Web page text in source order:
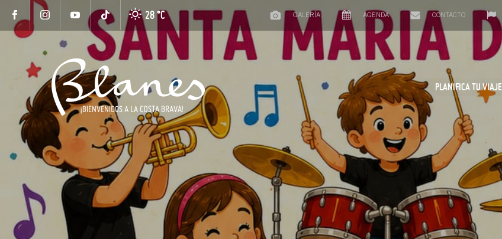
28 °C GALERÍA AGENDA CONTACTO
PLANIFICA TU VIAJE